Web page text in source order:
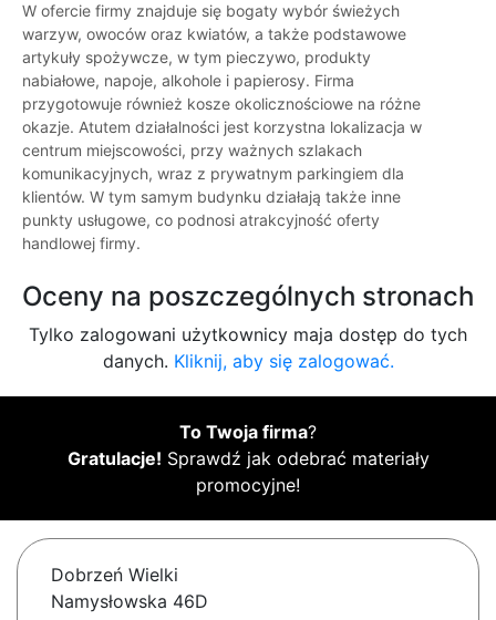
W ofercie firmy znajduje się bogaty wybór świeżych
warzyw, owoców oraz kwiatów, a także podstawowe
artykuły spożywcze, w tym pieczywo, produkty
nabiałowe, napoje, alkohole i papierosy. Firma
przygotowuje również kosze okolicznościowe na różne
okazje. Atutem działalności jest korzystna lokalizacja w
centrum miejscowości, przy ważnych szlakach
komunikacyjnych, wraz z prywatnym parkingiem dla
klientów. W tym samym budynku działają także inne
punkty usługowe, co podnosi atrakcyjność oferty
handlowej firmy.
Oceny na poszczególnych stronach
Tylko zalogowani użytkownicy maja dostęp do tych
danych. Kliknij, aby się zalogować.
To Twoja firma?
Gratulacje! Sprawdź jak odebrać materiały
promocyjne!
Dobrzeń Wielki
Namysłowska 46D